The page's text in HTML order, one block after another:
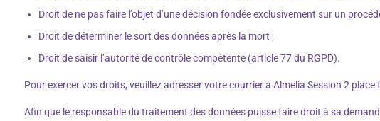
Droit de ne pas faire l’objet d’une décision fondée exclusivement sur un
Droit de déterminer le sort des données après la mort ;
Droit de saisir l’autorité de contrôle compétente (article 77 du RGPD).
Pour exercer vos droits, veuillez adresser votre courrier à Almelia Session 2
Afin que le responsable du traitement des données puisse faire droit à sa